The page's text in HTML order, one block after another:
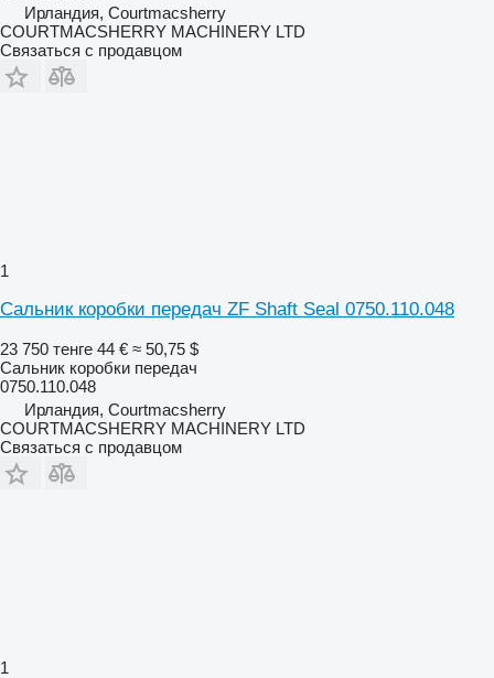
Ирландия, Courtmacsherry
COURTMACSHERRY MACHINERY LTD
Связаться с продавцом
1
Сальник коробки передач ZF Shaft Seal 0750.110.048
23 750 тенге 44 € ≈ 50,75 $
Сальник коробки передач
0750.110.048
Ирландия, Courtmacsherry
COURTMACSHERRY MACHINERY LTD
Связаться с продавцом
1